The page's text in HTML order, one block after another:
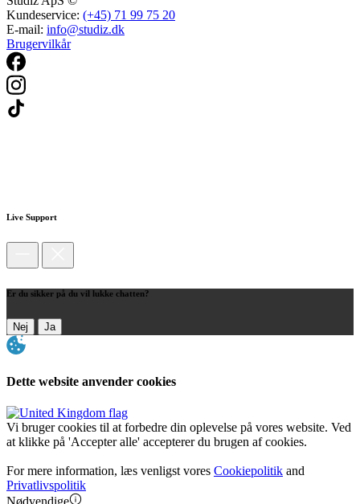
Kundeservice: (+45) 71 99 75 20
E-mail: info@studiz.dk
Brugervilkår
Live Support
Er du sikker på du vil lukke chatten?
Nej Ja
Dette website anvender cookies
Vi bruger cookies til at forbedre din oplevelse på vores website. Ved
at klikke på 'Accepter alle' accepterer du brugen af cookies.
For mere information, læs venligst vores Cookiepolitik and
Privatlivspolitik